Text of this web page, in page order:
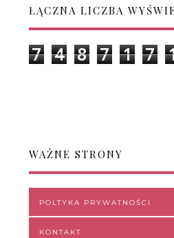
ŁĄCZNA LICZBA
7 4 8 7 1 7
WAŻNE STRONY
POLTYKA PRYWATNOŚCI
KONTAKT